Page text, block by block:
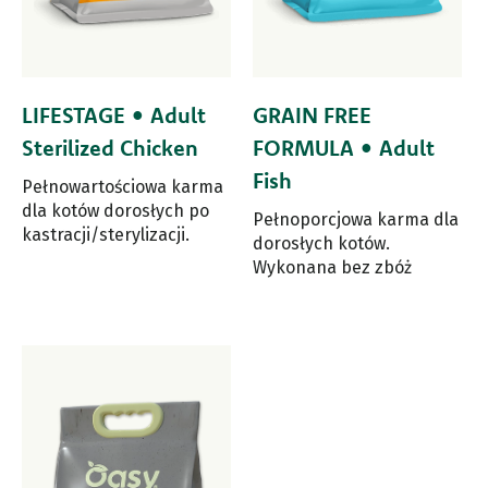
LIFESTAGE • Adult
Sterilized Chicken
Pełnowartościowa karma
dla kotów dorosłych po
kastracji/sterylizacji.
GRAIN FREE
FORMULA • Adult
Fish
Pełnoporcjowa karma dla
dorosłych kotów.
Wykonana bez zbóż